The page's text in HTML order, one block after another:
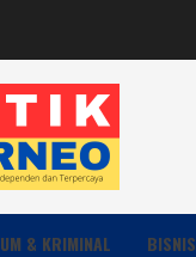
& KRIMINAL BISNIS